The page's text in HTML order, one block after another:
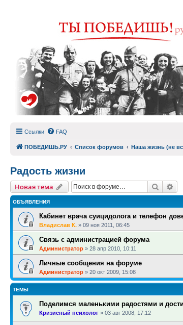
Ссылки FAQ
ПОБЕДИШЬ.РУ Список форумов Наша жизнь (не
Радость жизни
Новая тема Поиск
ОБЪЯВЛЕНИЯ
Кабинет врача суицидолога и телефон
Владислав К. » 09 ноя 2011, 06:45
Связь с администрацией форума
Администратор » 28 апр 2010, 10:11
Личные сообщения на форуме
Администратор » 20 окт 2009, 15:08
ТЕМЫ
Поделимся маленькими радостями и
Кризисный психолог » 03 авг 2008, 17:12